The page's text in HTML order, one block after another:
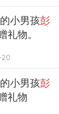
小男孩彭
礼物。
小男孩彭
礼物